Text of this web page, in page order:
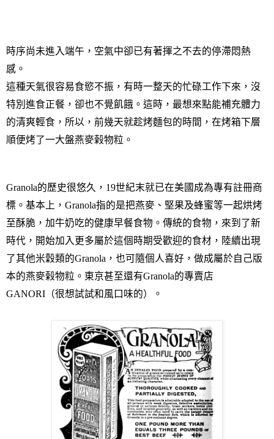
時序尚未進入端午，空氣中卻已有著揮之不去的停滯悶熱
感。
這種天氣很容易食慾不振，有時一整天的忙碌工作下來，沒
特別進食正餐，卻也不覺飢餓。這時，最想來點能補充體力
的清爽輕食，所以，前幾天就趁烤麵包的時間，在烤箱下層
順便烤了一大盤燕麥榖物粒。
Granola的歷史很悠久， 19世紀末就已在美國成為專有註冊商
標。基本上， Granola指的是把燕麥、堅果及蜂蜜等一起烘烤
至酥脆，加牛奶吃的健康早餐食物。傳統的食物，來到了新
時代，開始加入更多屬於這個時期受歡迎的食材，陸續出現
了其他米穀類的Granola ，也可隨個人喜好，做成屬於自己版
本的燕麥榖物粒。東京甚至還有Granola的專賣店
GANORI （很想試試和風口味的）。